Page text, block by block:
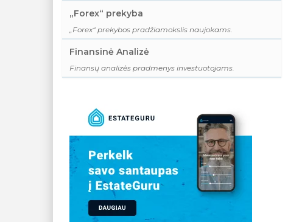
„Forex“ prekyba
„Forex“ prekybos pradžiamokslis naujokams.
Finansinė Analizė
Finansų analizės pradmenys investuotojams.